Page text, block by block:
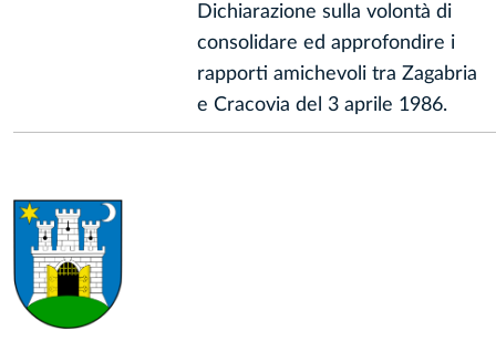
Dichiarazione sulla volontà di
consolidare ed approfondire i
rapporti amichevoli tra Zagabria
e Cracovia del 3 aprile 1986.